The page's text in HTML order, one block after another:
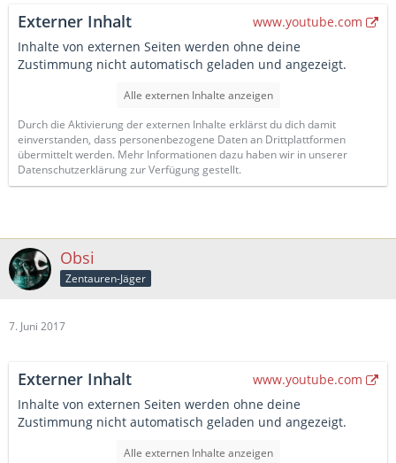
Externer Inhalt
www.youtube.com
Inhalte von externen Seiten werden ohne deine
Zustimmung nicht automatisch geladen und angezeigt.
Alle externen Inhalte anzeigen
Durch die Aktivierung der externen Inhalte erklärst du dich damit
einverstanden, dass personenbezogene Daten an Drittplattformen
übermittelt werden. Mehr Informationen dazu haben wir in unserer
Datenschutzerklärung zur Verfügung gestellt.
Obsi
Zentauren-Jäger
7. Juni 2017
Externer Inhalt
www.youtube.com
Inhalte von externen Seiten werden ohne deine
Zustimmung nicht automatisch geladen und angezeigt.
Alle externen Inhalte anzeigen